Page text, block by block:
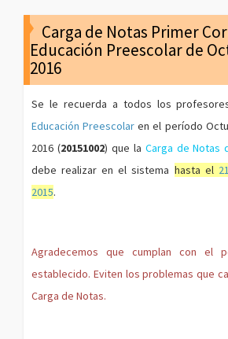
Carga de Notas Primer
Educación Preescolar de
2016
Se le recuerda a todos los
Educación Preescolaren el período
2016 (20151002) que la Carga de Notas
debe realizar en el sistema hasta el
2015.
Agradecemos que cumplan con el
establecido. Eviten los problemas que
Carga de Notas.